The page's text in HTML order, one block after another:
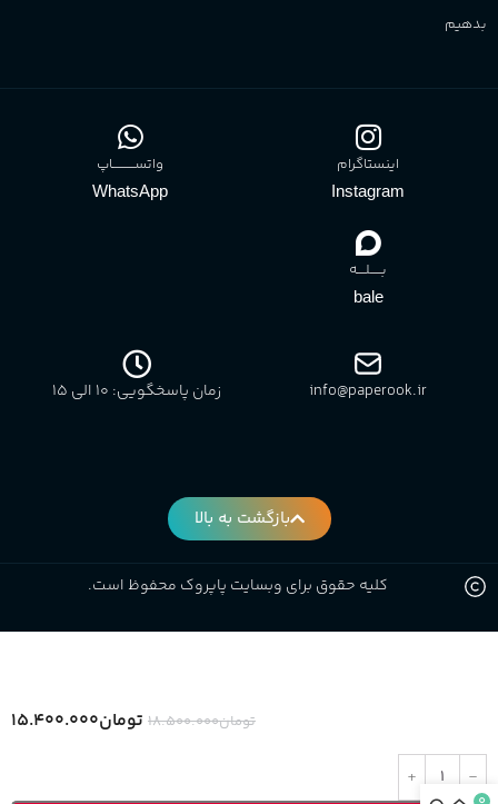
تومان۱۸.۵۰۰.۰۰۰ تومان۱۵.۴۰۰.۰۰۰
بدهیم
اینستاگرام
Instagram
واتســــــــــاپ
WhatsApp
بـــــلــــه
bale
info@paperook.ir زمان پاسخگویی: 10 الی ۱5
بازگشت به بالا
کلیه حقوق برای وبسایت پاپروک محفوظ است.